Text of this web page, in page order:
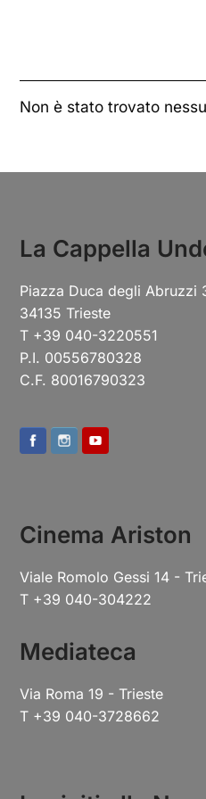
Non è stato trovato
La Cappella
Piazza Duca degli Abruzzi
34135 Trieste
T +39 040-3220551
P.I. 00556780328
C.F. 80016790323
Cinema Ariston
Viale Romolo Gessi 14 -
T +39 040-304222
Mediateca
Via Roma 19 - Trieste
T +39 040-3728662